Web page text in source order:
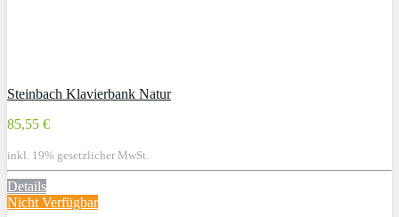
Steinbach Klavierbank Natur
85,55 €
inkl. 19% gesetzlicher MwSt.
Details
Nicht Verfügbar